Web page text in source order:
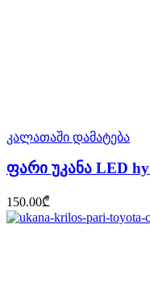
კალათაში დამატება
ფარი უკანა LED
150.00₾